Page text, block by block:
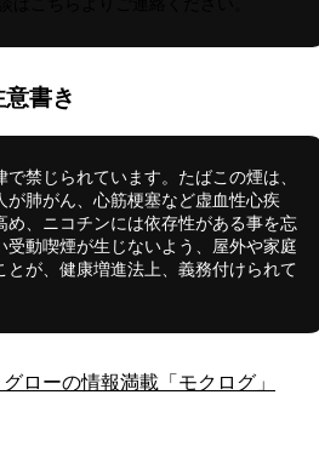
書き
禁じられています。たばこの煙は、
が肺がん、心筋梗塞など虚血性心疾
め、ニコチンには依存性がある事を忘
動喫煙が生じないよう、屋外や家庭
とが、健康増進法上、義務付けられて